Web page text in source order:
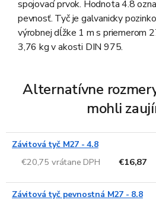
spojovací prvok. Hodnota 4.8
pevnosť. Tyč je galvanicky
výrobnej dĺžke 1 m s priemerom
3,76 kg v akosti DIN 975.
Alternatívne
mohli
Závitová tyč M27 - 4.8
€20,75 vrátane DPH €16,87
Závitová tyč pevnostná M27 - 8.8